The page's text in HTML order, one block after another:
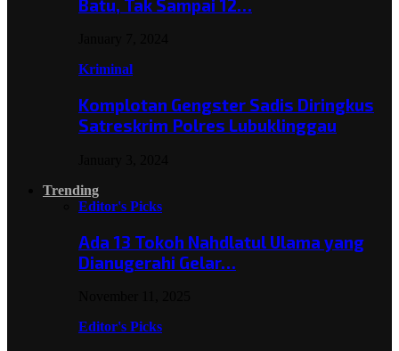
Batu, Tak Sampai 12…
Kriminal
Komplotan Gengster Sadis Diringkus
Satreskrim Polres Lubuklinggau
Trending
Editor's Picks
Ada 13 Tokoh Nahdlatul Ulama yang
Dianugerahi Gelar…
Editor's Picks